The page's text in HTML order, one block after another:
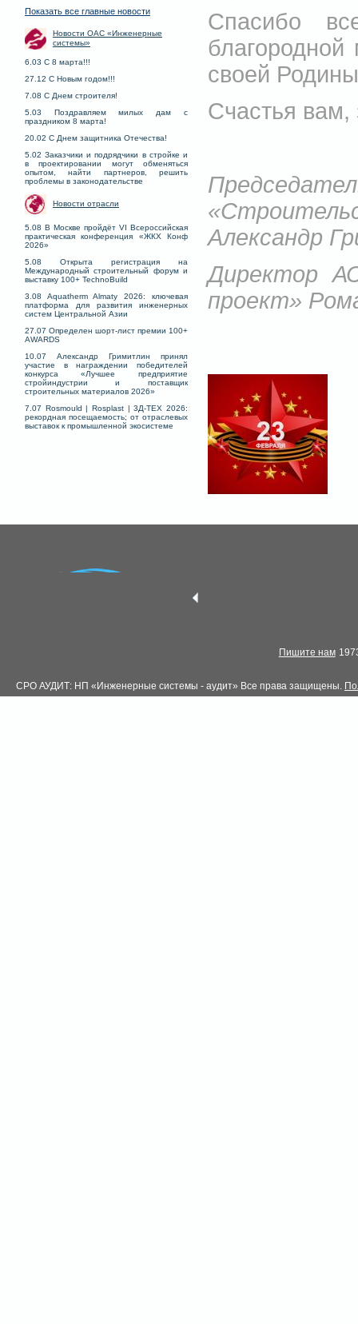
Показать все главные новости
Новости ОАС «Инженерные
системы»
6.03 С 8 марта!!!
27.12 С Новым годом!!!
7.08 С Днем строителя!
5.03 Поздравляем милых дам с
праздником 8 марта!
20.02 С Днем защитника Отечества!
5.02 Заказчики и подрядчики в стройке и
в проектировании могут обменяться
опытом, найти партнеров, решить
проблемы в законодательстве
Новости отрасли
5.08 В Москве пройдёт VI Всероссийская
практическая конференция «ЖКХ Конф
2026»
5.08 Открыта регистрация на
Международный строительный форум и
выставку 100+ TechnoBuild
3.08 Aquatherm Almaty 2026: ключевая
платформа для развития инженерных
систем Центральной Азии
27.07 Определен шорт-лист премии 100+
AWARDS
10.07 Александр Гримитлин принял
участие в награждении победителей
конкурса «Лучшее предприятие
стройиндустрии и поставщик
строительных материалов 2026»
7.07 Rosmould | Rosplast | 3Д-ТЕХ 2026:
рекордная посещаемость; от отраслевых
выставок к промышленной экосистеме
Спасибо
своей
Счастья вам,
Александр
Директор
проект»
СРО АУДИТ: НП «Инженерные системы - аудит» Все права защищены.
Пишите нам